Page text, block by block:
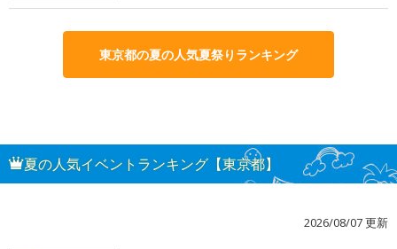
東京都の夏の人気夏祭りランキング
夏の人気イベントランキング【東京都】
2026/08/07 更新